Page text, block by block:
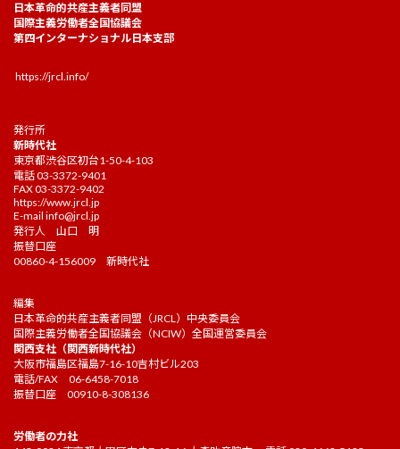
日本革命的共産主義者同盟
国際主義労働者全国協議会
第四インターナショナル日本支部
https://jrcl.info/
発行所
新時代社
東京都渋谷区初台1-50-4-103
電話 03-3372-9401
FAX 03-3372-9402
https://www.jrcl.jp
E-mail info@jrcl.jp
発行人 山口 明
振替口座
00860-4-156009 新時代社
編集
日本革命的共産主義者同盟（JRCL）中央委員会
国際主義労働者全国協議会（NCIW）全国運営委員会
関西支社（関西新時代社）
大阪市福島区福島7-16-10吉村ビル203
電話/FAX 06-6458-7018
振替口座 00910-8-308136
労働者の力社